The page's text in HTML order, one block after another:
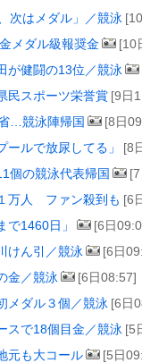
次はメダル」／競泳
メダル級報奨金 [10
が健闘の13位／競泳
民スポーツ栄誉賞 [9日
…競泳陣帰国 [8日
ールで放尿してる」 [8
個の競泳代表帰国
万人 ファン殺到も [6
で1460日」 [6日
けん引／競泳 [6日
金／競泳 [6日08:57]
メダル３個／競泳 [6日
スで18個目金／競泳 [5
元も大コール [5日